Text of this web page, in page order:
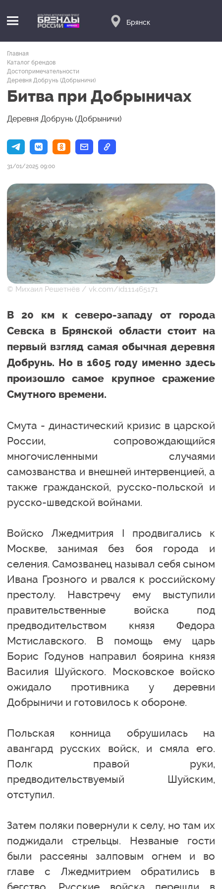
Брянск
Главная
Каталог брендов
Достопримечательности
Деревня Добрунь (Добрыничи)
Битва при Добрыничах
Деревня Добрунь (Добрыничи)
31/01/2025 09:00
© Михаил Решетнёв / vk.com/id111465171
В 20 км к северо-западу от города
Севска в Брянской области стоит на
первый взгляд самая обычная деревня
Добрунь. Но в 1605 году именно здесь
произошло самое крупное сражение
Смутного времени.
Смута - династический кризис в царской
России, сопровождающийся
многочисленными случаями
самозванства и внешней интервенцией, а
также гражданской, русско-польской и
русско-шведской войнами.
Войско Лжедмитрия I продвигались к
Москве, занимая без боя города и
селения. Самозванец называл себя сыном
Ивана Грозного и рвался к российскому
престолу. Навстречу ему выступили
правительственные войска под
предводительством князя Федора
Мстиславского. В помощь ему царь
Борис Годунов направил боярина князя
Василия Шуйского. Московское войско
ожидало противника у деревни
Добрыничи и готовилось к обороне.
Польская конница обрушилась на
авангард русских войск, и смяла его.
Полк правой руки,
предводительствуемый Шуйским,
отступил.
Затем поляки повернули к селу, но там их
поджидали стрельцы. Незваные гости
были рассеяны залповым огнем и во
главе с Лжедмитрием обратились в